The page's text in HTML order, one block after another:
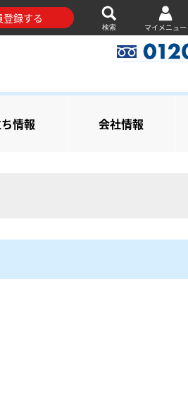
録する
検索 マイメニュー
情報 会社情報